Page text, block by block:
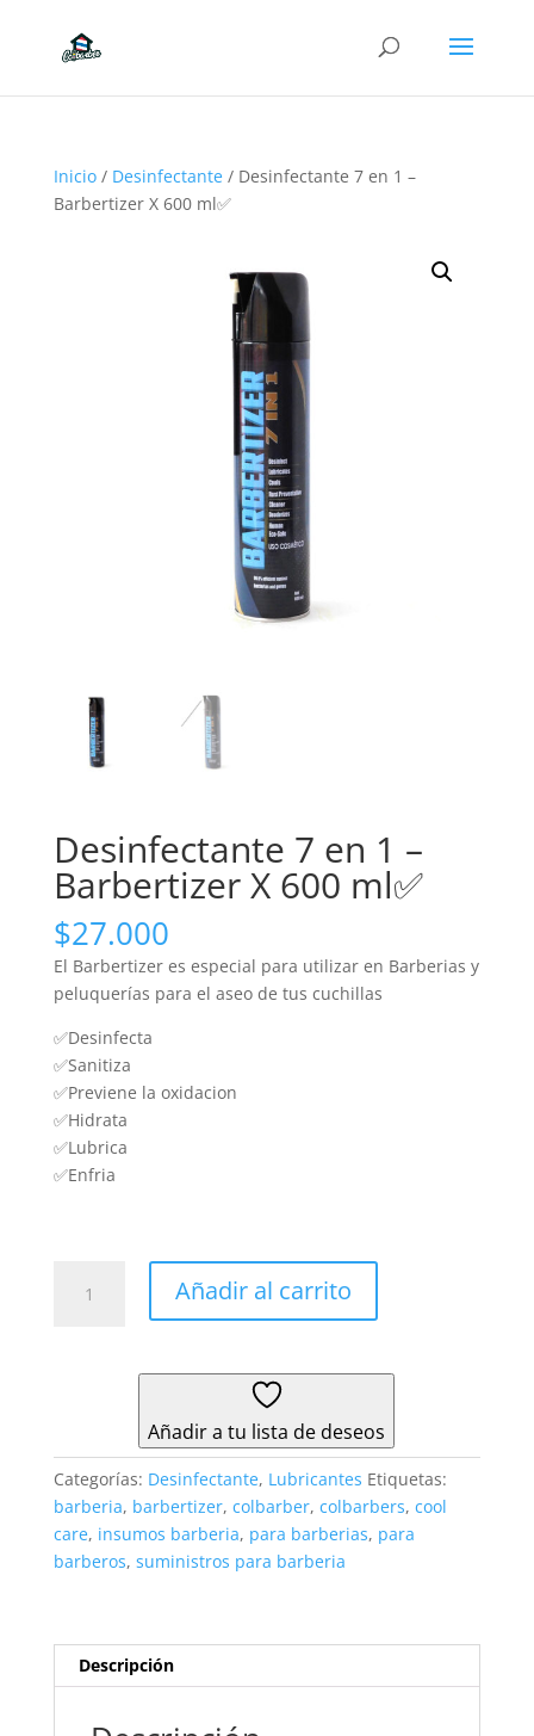
Inicio/ Desinfectante/ Desinfectante 7 en 1 –
Barbertizer X 600 ml✅
Desinfectante 7 en 1 –
Barbertizer X 600 ml✅
$27.000
El Barbertizer es especial para utilizar en Barberias y
peluquerías para el aseo de tus cuchillas
✅Desinfecta
✅Sanitiza
✅Previene la oxidacion
✅Hidrata
✅Lubrica
✅Enfria
600
ml✅
cantidad
Añadir al carrito
Añadir a tu lista de deseos
Categorías: Desinfectante, Lubricantes Etiquetas:
barberia, barbertizer, colbarber, colbarbers, cool
care, insumos barberia, para barberias, para
barberos, suministros para barberia
Descripción